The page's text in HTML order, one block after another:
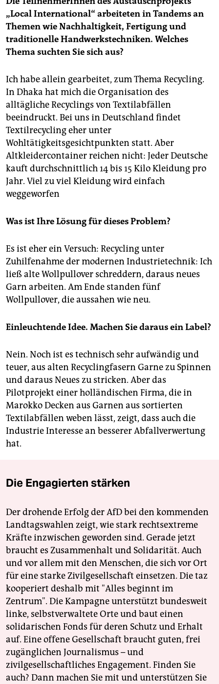
„Local International“ arbeiteten in Tandems an
Themen wie Nachhaltigkeit, Fertigung und
traditionelle Handwerkstechniken. Welches
Thema suchten Sie sich aus?
Ich habe allein gearbeitet, zum Thema Recycling.
In Dhaka hat mich die Organisation des
alltägliche Recyclings von Textilabfällen
beeindruckt. Bei uns in Deutschland findet
Textilrecycling eher unter
Wohltätigkeitsgesichtpunkten statt. Aber
Altkleidercontainer reichen nicht: Jeder Deutsche
kauft durchschnittlich 14 bis 15 Kilo Kleidung pro
Jahr. Viel zu viel Kleidung wird einfach
weggeworfen
Was ist Ihre Lösung für dieses Problem?
Es ist eher ein Versuch: Recycling unter
Zuhilfenahme der modernen Industrietechnik: Ich
ließ alte Wollpullover schreddern, daraus neues
Garn arbeiten. Am Ende standen fünf
Wollpullover, die aussahen wie neu.
Einleuchtende Idee. Machen Sie daraus ein Label?
Nein. Noch ist es technisch sehr aufwändig und
teuer, aus alten Recyclingfasern Garne zu Spinnen
und daraus Neues zu stricken. Aber das
Pilotprojekt einer holländischen Firma, die in
Marokko Decken aus Garnen aus sortierten
Textilabfällen weben lässt, zeigt, dass auch die
Industrie Interesse an besserer Abfallverwertung
hat.
Die Engagierten stärken
Der drohende Erfolg der AfD bei den kommenden
Landtagswahlen zeigt, wie stark rechtsextreme
Kräfte inzwischen geworden sind. Gerade jetzt
braucht es Zusammenhalt und Solidarität. Auch
und vor allem mit den Menschen, die sich vor Ort
für eine starke Zivilgesellschaft einsetzen. Die taz
kooperiert deshalb mit "Alles beginnt im
Zentrum". Die Kampagne unterstützt bundesweit
linke, selbstverwaltete Orte und baut einen
solidarischen Fonds für deren Schutz und Erhalt
auf. Eine offene Gesellschaft braucht guten, frei
zugänglichen Journalismus – und
zivilgesellschaftliches Engagement. Finden Sie
auch? Dann machen Sie mit und unterstützen Sie